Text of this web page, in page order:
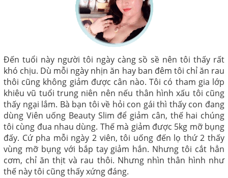
Đến tuổi này người tôi ngày càng sồ sề nên tôi thấy rất
khó chịu. Dù mỗi ngày nhịn ăn hay ban đêm tôi chỉ ăn rau
thôi cũng không giảm được cân nào. Tôi có tham gia lớp
khiêu vũ tuổi trung niên nên nếu thân hình xấu tôi cũng
thấy ngại lắm. Bà bạn tôi về hỏi con gái thì thấy con đang
dùng Viên uống Beauty Slim để giảm cân, thế hai chúng
tôi cùng đua nhau dùng. Thế mà giảm được 5kg mỡ bụng
đấy. Cứ pha mỗi ngày 2 viên, tôi uống đến lọ thứ 2 thấy
vùng mỡ bụng với bắp tay giảm hắn. Nhưng tôi cắt hẳn
cơm, chỉ ăn thịt và rau thôi. Nhưng nhìn thân hình như
thế này tôi cũng thấy xứng đáng.